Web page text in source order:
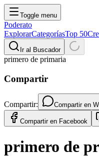
Toggle menu
Poderato
ExplorarCategoríasTop 50
Ir al Buscador
primero de primaria
Compartir
Compartir: Compartir en
Compartir en Facebook
primero de